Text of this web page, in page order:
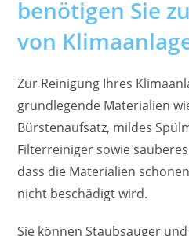
benötigen Sie
von
Zur Reinigung Ihres
grundlegende Materialien
Bürstenaufsatz, mildes
Filterreiniger sowie
dass die Materialien
nicht beschädigt wird.
Sie können Staubsauger